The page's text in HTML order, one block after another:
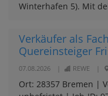
Winterhafen 5). Mit
Verkäufer als
Quereinsteiger
07.08.2026 REWE
Ort: 28357 Bremen |